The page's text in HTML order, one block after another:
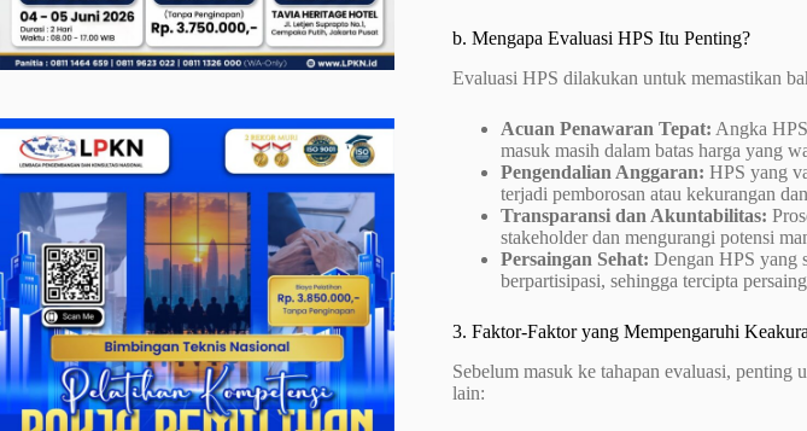
b. Mengapa Evaluasi HPS Itu Penting?
Evaluasi HPS dilakukan untuk memastikan
Acuan Penawaran Tepat: Angka
masuk masih dalam batas harga yang
Pengendalian Anggaran: HPS yang
terjadi pemborosan atau kekurangan
Transparansi dan Akuntabilitas:
stakeholder dan mengurangi potensi
Persaingan Sehat: Dengan HPS yang
berpartisipasi, sehingga tercipta
3. Faktor-Faktor yang Mempengaruhi
Sebelum masuk ke tahapan evaluasi, penting
lain: